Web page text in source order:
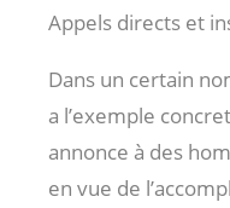
Appels directs et
Dans un certain
a l’exemple
annonce à des
en vue de